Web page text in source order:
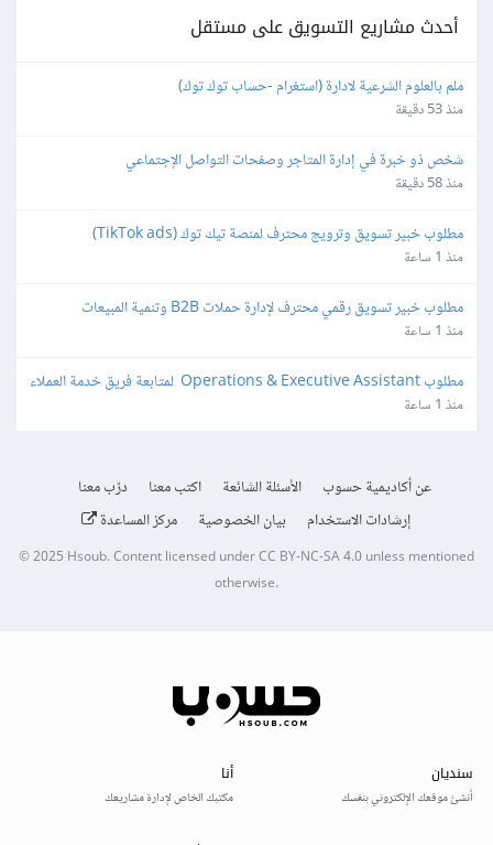
أحدث مشاريع التسويق على مستقل
ملم بالعلوم الشرعية لادارة (استغرام -حساب توك توك)
منذ 53 دقيقة
شخص ذو خبرة في إدارة المتاجر وصفحات التواصل الإجتماعي
منذ 58 دقيقة
مطلوب خبير تسويق وترويج محترف لمنصة تيك توك (TikTok ads)
منذ 1 ساعة
مطلوب خبير تسويق رقمي محترف لإدارة حملات B2B وتنمية المبيعات
منذ 1 ساعة
مطلوب Operations & Executive Assistant  لمتابعة فريق خدمة العملاء
منذ 1 ساعة
عن أكاديمية حسوب الأسئلة الشائعة اكتب معنا
درّب معنا
إرشادات الاستخدام
بيان الخصوصية مركز المساعدة
© 2025 Hsoub.Content licensed underCC BY-NC-SA 4.0unless mentioned
otherwise.